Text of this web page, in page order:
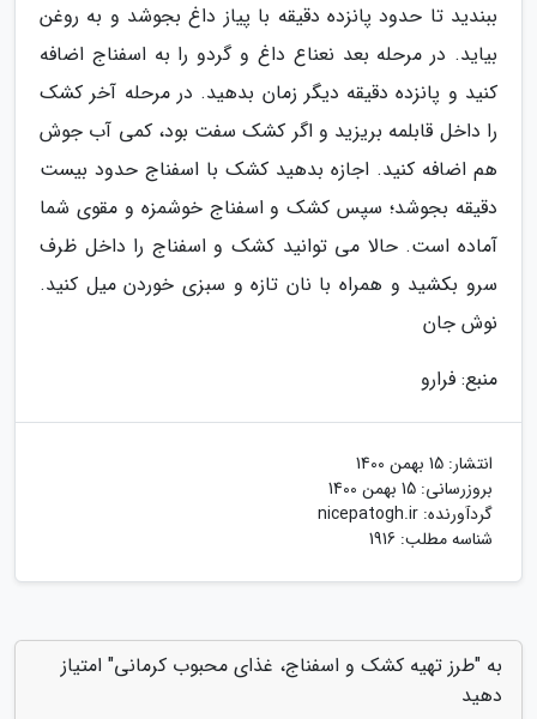
ببندید تا حدود پانزده دقیقه با پیاز داغ بجوشد و به روغن
بیاید. در مرحله بعد نعناع داغ و گردو را به اسفناج اضافه
کنید و پانزده دقیقه دیگر زمان بدهید. در مرحله آخر کشک
را داخل قابلمه بریزید و اگر کشک سفت بود، کمی آب جوش
هم اضافه کنید. اجازه بدهید کشک با اسفناج حدود بیست
دقیقه بجوشد؛ سپس کشک و اسفناج خوشمزه و مقوی شما
آماده است. حالا می توانید کشک و اسفناج را داخل ظرف
سرو بکشید و همراه با نان تازه و سبزی خوردن میل کنید.
نوش جان
منبع: فرارو
انتشار: 15 بهمن 1400
بروزرسانی: 15 بهمن 1400
گردآورنده: nicepatogh.ir
شناسه مطلب: 1916
به "طرز تهیه کشک و اسفناج، غذای محبوب کرمانی" امتیاز
دهید